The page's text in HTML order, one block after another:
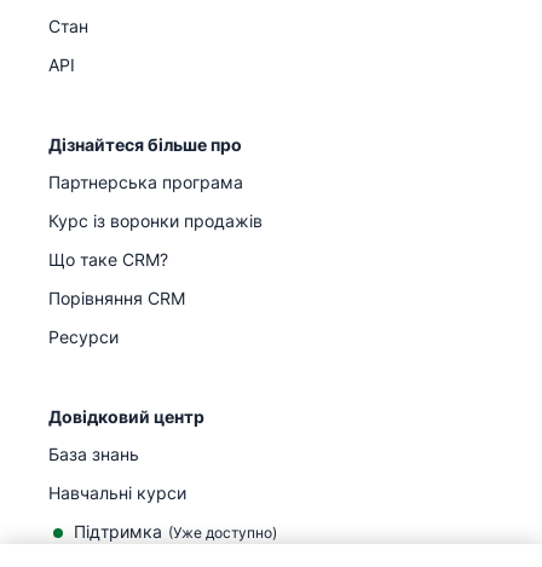
Стан
API
Дізнайтеся більше про
Партнерська програма
Курс із воронки продажів
Що таке CRM?
Порівняння CRM
Ресурси
Довідковий центр
База знань
Навчальні курси
Підтримка (Уже доступно)